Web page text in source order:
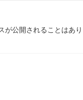
が公開されることはあり